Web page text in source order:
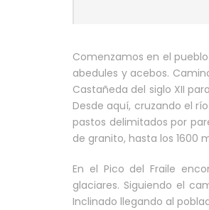
Comenzamos en el
abedules y acebos.
Castañeda del siglo XII
Desde aquí, cruzando el
pastos delimitados por
de granito, hasta los 1600
En el Pico del Fraile
glaciares. Siguiendo el
Inclinado llegando al